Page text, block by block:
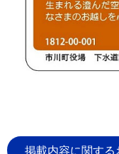
掲載内容に関する